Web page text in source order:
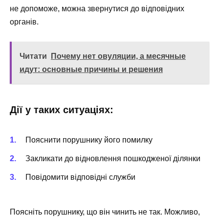
не допоможе, можна звернутися до відповідних
органів.
Читати
Почему нет овуляции, а месячные
идут: основные причины и решения
Дії у таких ситуаціях:
Пояснити порушнику його помилку
Закликати до відновлення пошкодженої ділянки
Повідомити відповідні служби
Поясніть порушнику, що він чинить не так. Можливо,